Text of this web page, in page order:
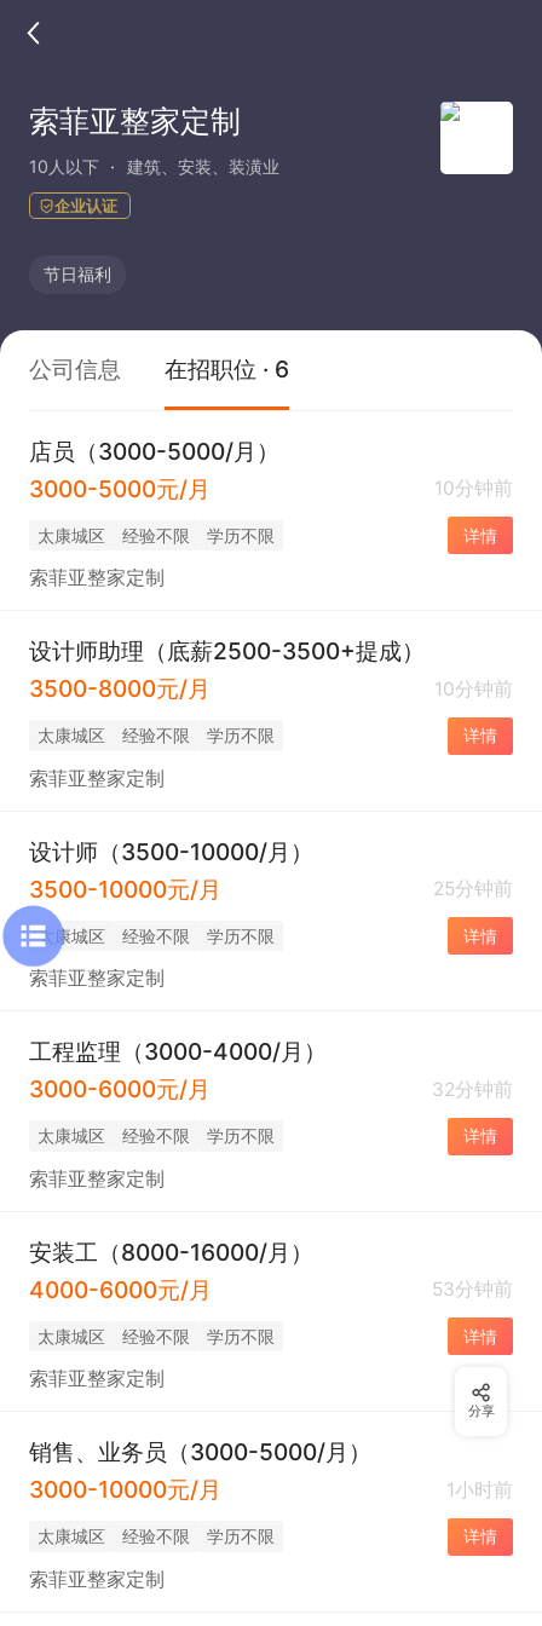
索菲亚整家定制
10人以下 建筑、安装、装潢业
企业认证
节日福利
公司信息 在招职位 · 6
店员（3000-5000/月）
3000-5000元/月
10分钟前
太康城区 经验不限 学历不限 详情
索菲亚整家定制
设计师助理（底薪2500-3500+提成）
3500-8000元/月
10分钟前
太康城区 经验不限 学历不限 详情
索菲亚整家定制
设计师（3500-10000/月）
3500-10000元/月
25分钟前
太康城区 经验不限 学历不限 详情
索菲亚整家定制
工程监理（3000-4000/月）
3000-6000元/月
32分钟前
太康城区 经验不限 学历不限 详情
索菲亚整家定制
安装工（8000-16000/月）
4000-6000元/月
53分钟前
太康城区 经验不限 学历不限 详情
索菲亚整家定制
销售、业务员（3000-5000/月）
3000-10000元/月
1小时前
太康城区 经验不限 学历不限 详情
索菲亚整家定制
分享